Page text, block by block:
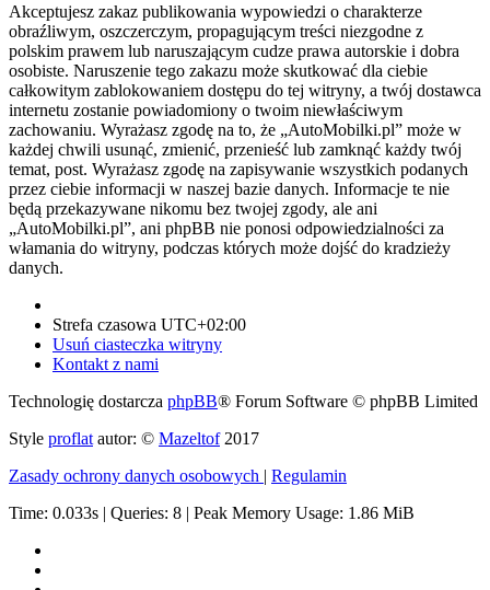
Akceptujesz zakaz publikowania wypowiedzi o charakterze
obraźliwym, oszczerczym, propagującym treści niezgodne z
polskim prawem lub naruszającym cudze prawa autorskie i dobra
osobiste. Naruszenie tego zakazu może skutkować dla ciebie
całkowitym zablokowaniem dostępu do tej witryny, a twój dostawca
internetu zostanie powiadomiony o twoim niewłaściwym
zachowaniu. Wyrażasz zgodę na to, że „AutoMobilki.pl” może w
każdej chwili usunąć, zmienić, przenieść lub zamknąć każdy twój
temat, post. Wyrażasz zgodę na zapisywanie wszystkich podanych
przez ciebie informacji w naszej bazie danych. Informacje te nie
będą przekazywane nikomu bez twojej zgody, ale ani
„AutoMobilki.pl”, ani phpBB nie ponosi odpowiedzialności za
włamania do witryny, podczas których może dojść do kradzieży
danych.
Strefa czasowa UTC+02:00
Usuń ciasteczka witryny
Kontakt z nami
Technologię dostarcza phpBB® Forum Software © phpBB Limited
Style proflat autor: © Mazeltof2017
Zasady ochrony danych osobowych | Regulamin
Time: 0.033s | Queries: 8 | Peak Memory Usage: 1.86 MiB